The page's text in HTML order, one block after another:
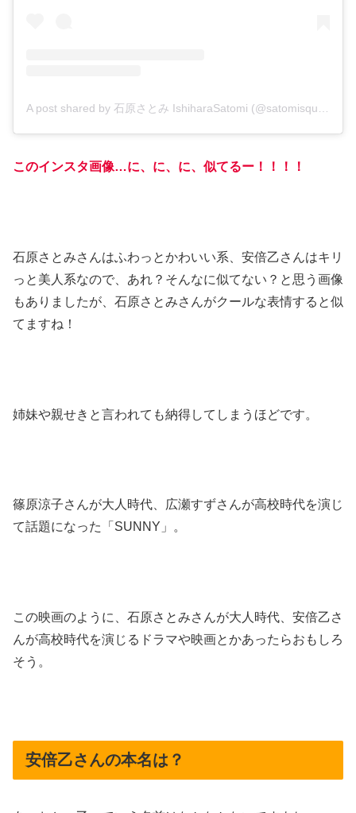
このインスタ画像…に、に、に、似てるー！！！！
石原さとみさんはふわっとかわいい系、安倍乙さんはキリ
っと美人系なので、あれ？そんなに似てない？と思う画像
もありましたが、石原さとみさんがクールな表情すると似
てますね！
姉妹や親せきと言われても納得してしまうほどです。
篠原涼子さんが大人時代、広瀬すずさんが高校時代を演じ
て話題になった「SUNNY」。
この映画のように、石原さとみさんが大人時代、安倍乙さ
んが高校時代を演じるドラマや映画とかあったらおもしろ
そう。
安倍乙さんの本名は？